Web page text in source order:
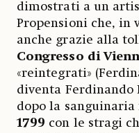
dimostrati a un
Propensioni che, in
anche grazie alla
Congresso di
«reintegrati»
diventa Ferdinando
dopo la
1799 con le stragi